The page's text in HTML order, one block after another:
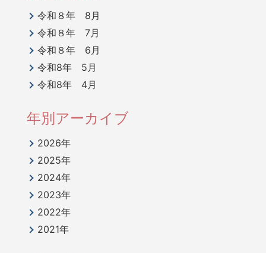
令和８年 8月
令和８年 7月
令和８年 6月
令和8年 5月
令和8年 4月
年別アーカイブ
2026年
2025年
2024年
2023年
2022年
2021年